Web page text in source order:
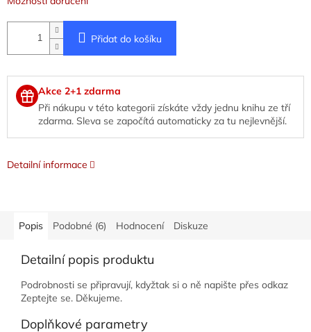
Přidat do košíku
Akce 2+1 zdarma
Při nákupu v této kategorii získáte vždy jednu knihu ze tří
zdarma. Sleva se započítá automaticky za tu nejlevnější.
Detailní informace
Popis Podobné (6) Hodnocení Diskuze
Detailní popis produktu
Podrobnosti se připravují, kdyžtak si o ně napište přes odkaz
Zeptejte se. Děkujeme.
Doplňkové parametry